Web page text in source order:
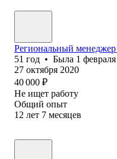
Региональный
51 год • Была 1
27 октября 2020
40 000 ₽
Не ищет работу
Общий опыт
12 лет 7 месяцев